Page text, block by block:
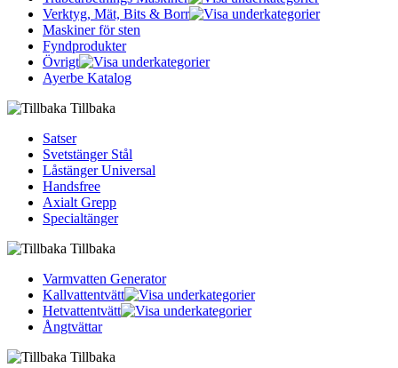
Verktyg, Mät, Bits & Borr
Maskiner för sten
Fyndprodukter
Övrigt
Ayerbe Katalog
Tillbaka
Satser
Svetstänger Stål
Låstänger Universal
Handsfree
Axialt Grepp
Specialtänger
Tillbaka
Varmvatten Generator
Kallvattentvätt
Hetvattentvätt
Ångtvättar
Tillbaka